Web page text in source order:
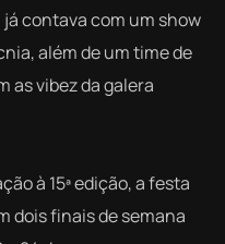
contava com um show
além de um time de
as vibez da galera
à 15ª edição, a festa
dois finais de semana